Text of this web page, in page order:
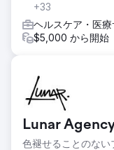
+33
ヘルスケア・医
$5,000 から開始
Lunar
色褪せることのない